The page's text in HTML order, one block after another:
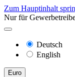
Zum Hauptinhalt
Nur für
Deutsch
English
Euro